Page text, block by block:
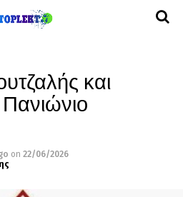
και
on 22/06/2026